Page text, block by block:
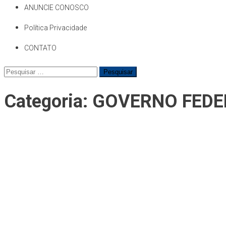
ANUNCIE CONOSCO
Política Privacidade
CONTATO
Pesquisar
Categoria: GOVERNO